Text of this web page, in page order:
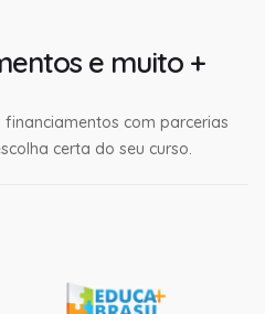
e muito +
financiamentos com parcerias
certa do seu curso.